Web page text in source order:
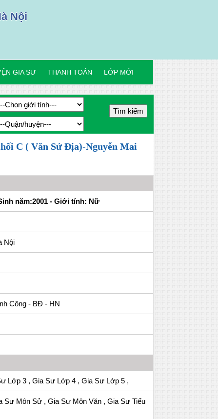
Nội
GIA SƯ THANH TOÁN LỚP MỚI
C ( Văn Sử Địa)-Nguyễn Mai
năm:2001 - Giới tính: Nữ
Nội
Công - BĐ - HN
Lớp 3 , Gia Sư Lớp 4 , Gia Sư Lớp 5 ,
Sư Môn Sử , Gia Sư Môn Văn , Gia Sư Tiểu